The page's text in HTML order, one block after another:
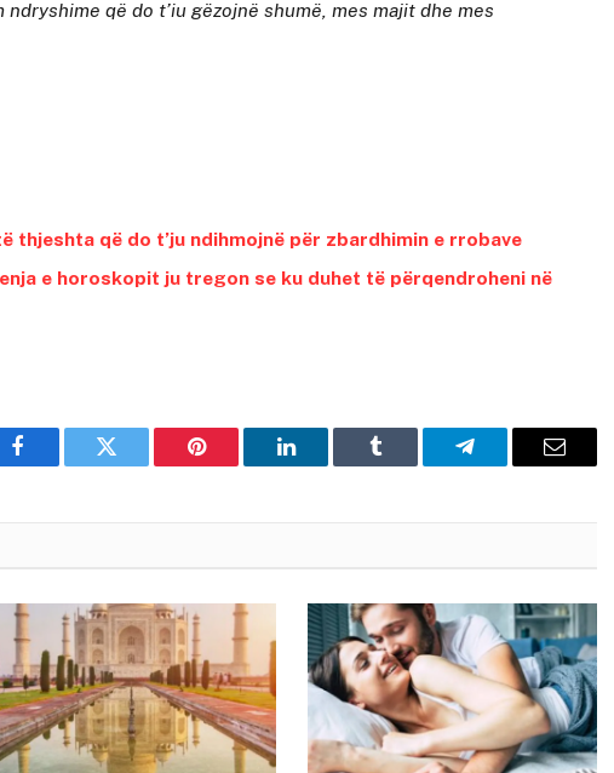
që do t’iu gëzojnë shumë, mes majit dhe mes
thjeshta që do t’ju ndihmojnë për zbardhimin e rrobave
e horoskopit ju tregon se ku duhet të përqendroheni në
Facebook Twitter Pinterest LinkedIn Tumblr Telegram Email